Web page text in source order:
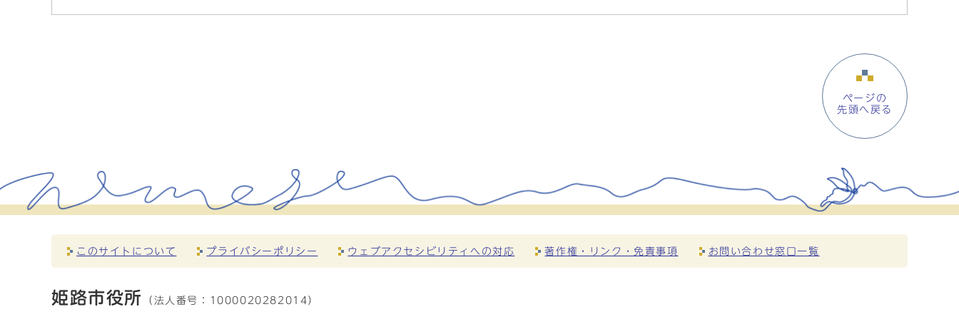
ページの
先頭へ戻る
このサイトについて プライバシーポリシー ウェブアクセシビリティへの対応 著作権・リンク・免責事項 お問い合わせ窓口一覧
姫路市役所 （法人番号： 1000020282014）